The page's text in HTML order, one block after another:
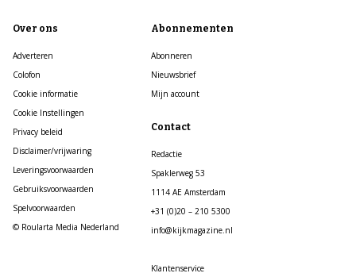
Over ons
Adverteren
Colofon
Cookie informatie
Cookie Instellingen
Privacy beleid
Disclaimer/vrijwaring
Leveringsvoorwaarden
Gebruiksvoorwaarden
Spelvoorwaarden
© Roularta Media Nederland
Abonnementen
Abonneren
Nieuwsbrief
Mijn account
Contact
Redactie
Spaklerweg 53
1114 AE Amsterdam
+31 (0)20 – 210 5300
info@kijkmagazine.nl
Klantenservice